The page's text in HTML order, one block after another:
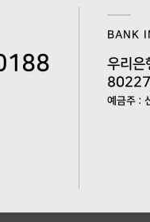
BANK
우리
예금주 :